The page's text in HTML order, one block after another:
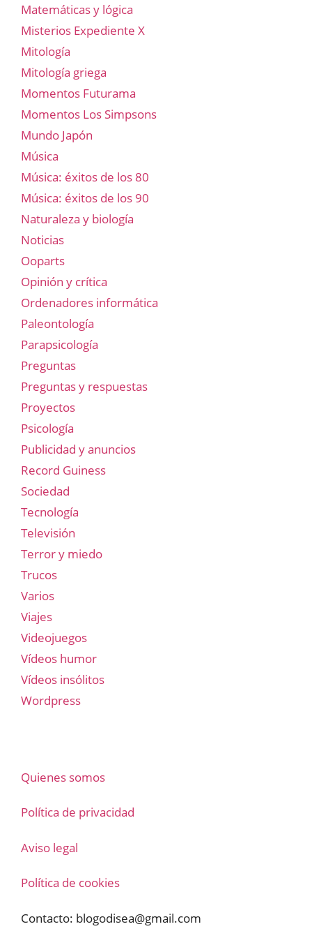
Matemáticas y lógica
Misterios Expediente X
Mitología
Mitología griega
Momentos Futurama
Momentos Los Simpsons
Mundo Japón
Música
Música: éxitos de los 80
Música: éxitos de los 90
Naturaleza y biología
Noticias
Ooparts
Opinión y crítica
Ordenadores informática
Paleontología
Parapsicología
Preguntas
Preguntas y respuestas
Proyectos
Psicología
Publicidad y anuncios
Record Guiness
Sociedad
Tecnología
Televisión
Terror y miedo
Trucos
Varios
Viajes
Videojuegos
Vídeos humor
Vídeos insólitos
Wordpress
Quienes somos
Política de privacidad
Aviso legal
Política de cookies
Contacto: blogodisea@gmail.com